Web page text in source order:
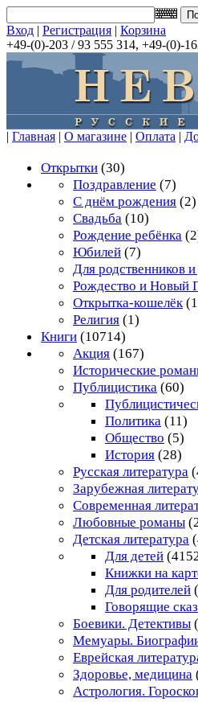
Вход | Регистрация | Корзина
+49-(0)-203 / 93 555 314, +49-(0)-
| Главная | О магазине | Оплата |
Открытки (30)
Поздравление (7)
С днём рождения (2)
Свадьба (10)
Рождение ребёнка
Юбилей (7)
Для родственников
Рождество и Новый
Открытка-кошелёк
Религия (1)
Книги (10714)
Акция (167)
Исторические
Публицистика (60)
Политика (11)
Общество (5)
История (28)
Русская литература
Зарубежная
Современная
Любовные романы
Детская литература
Для детей
Книжки на
Для родителей
Говорящие
Боевики. Детективы
Мемуары.
Еврейская
Здоровье, медицина
Астрология.